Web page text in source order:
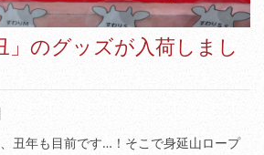
」のグッズが入荷しまし
丑年も目前です…！そこで身延山ロープ